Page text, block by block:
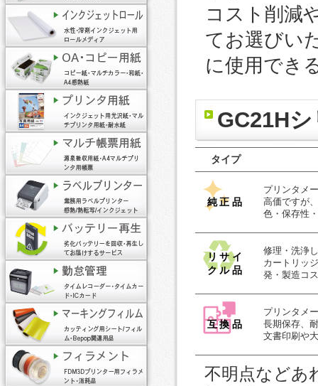
コスト削減
てお選びい
に使用でき
GC21H
タイプ
純正品
プリンタメ
高価ですが
色・保存性
リサイ
クル品
修理・洗浄
カートリッ
発・製造コ
互換品
プリンタメ
長期保存、
文書印刷や
不明点などあ